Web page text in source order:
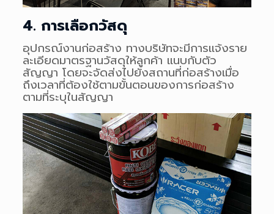
4. การเลือกวัสดุ
อุปกรณ์งานก่อสร้าง ทางบริษัทจะมีการแจ้งราย
ละเอียดมาตรฐานวัสดุให้ลูกค้า แนบกับตัว
สัญญา โดยจะจัดส่งไปยังสถานที่ก่อสร้างเมื่อ
ถึงเวลาที่ต้องใช้ตามขั้นตอนของการก่อสร้าง
ตามที่ระบุในสัญญา